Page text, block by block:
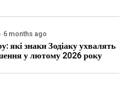
6 months ago
які знаки Зодіаку ухвалять
у лютому 2026 року